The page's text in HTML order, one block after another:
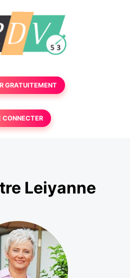
GRATUITEMENT
CONNECTER
Leiyanne